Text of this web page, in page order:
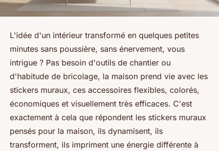
L'idée d'un intérieur transformé en quelques petites
minutes sans poussière, sans énervement, vous
intrigue ? Pas besoin d'outils de chantier ou
d'habitude de bricolage, la maison prend vie avec les
stickers muraux, ces accessoires flexibles, colorés,
économiques et visuellement très efficaces. C'est
exactement à cela que répondent les stickers muraux
pensés pour la maison, ils dynamisent, ils
transforment, ils impriment une énergie différente à